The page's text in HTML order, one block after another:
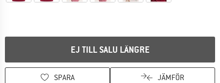
EJ TILL SALU LÄNGRE
SPARA JÄMFÖR